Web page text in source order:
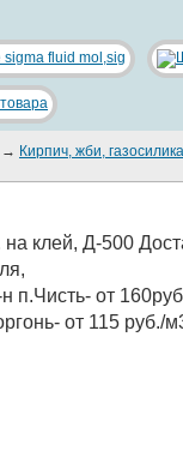
→ Кирпич, жби,
на клей, Д-500
п.Чисть- от
от 115 руб./